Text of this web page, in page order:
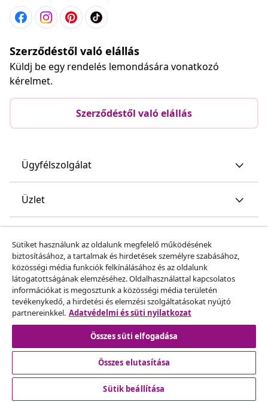
Szerződéstől való elállás
Küldj be egy rendelés lemondására vonatkozó
kérelmet.
Szerződéstől való elállás
Ügyfélszolgálat
Üzlet
Fedezz fel többet
© 2008-2026 vidaXL A www.vidaxl.hu a vidaXL Marketplace
Europe B.V. Weboldala
Sütiket használunk az oldalunk megfelelő működésének
biztosításához, a tartalmak és hirdetések személyre szabásához,
közösségi média funkciók felkínálásához és az oldalunk
látogatottságának elemzéséhez. Oldalhasználattal kapcsolatos
információkat is megosztunk a közösségi média területén
tevékenykedő, a hirdetési és elemzési szolgáltatásokat nyújtó
partnereinkkel. Adatvédelmi és süti nyilatkozat
Összes süti elfogadása
Összes elutasítása
Sütik beállítása